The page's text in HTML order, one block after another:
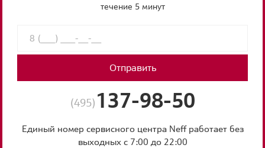
течение 5 минут
Отправить
(495) 137-98-50
Единый номер сервисного центра Neff работает без
выходных с 7:00 до 22:00